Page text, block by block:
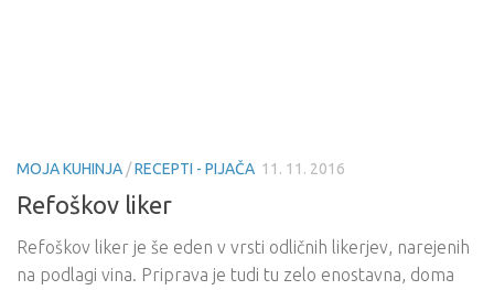
MOJA KUHINJA /RECEPTI - PIJAČA 11. 11. 2016
Refoškov liker
Refoškov liker je še eden v vrsti odličnih likerjev, narejenih
na podlagi vina. Priprava je tudi tu zelo enostavna, doma